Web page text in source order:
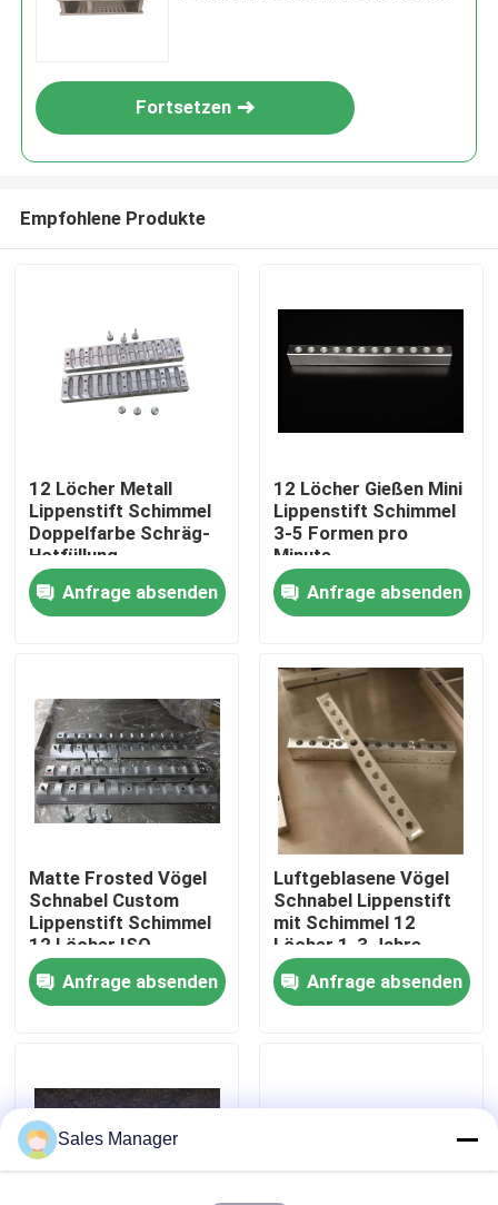
Startseite
Videos
Über uns
Qualitätskontrolle
Referenzen
Automatische Lipgloss-Füllmaschine
Fortsetzen
Empfohlene Produkte
12 Löcher Metall
Lippenstift Schimmel
Doppelfarbe Schräg-
Hotfüllung
Anfrage absenden
12 Löcher Gießen Mini
Lippenstift Schimmel
3-5 Formen pro
Minute
Anfrage absenden
Matte Frosted Vögel
Schnabel Custom
Lippenstift Schimmel
12 Löcher ISO
Anfrage absenden
Luftgeblasene Vögel
Schnabel Lippenstift
mit Schimmel 12
Löcher 1-3 Jahre
Schimmelzeit
Anfrage absenden
Sales Manager